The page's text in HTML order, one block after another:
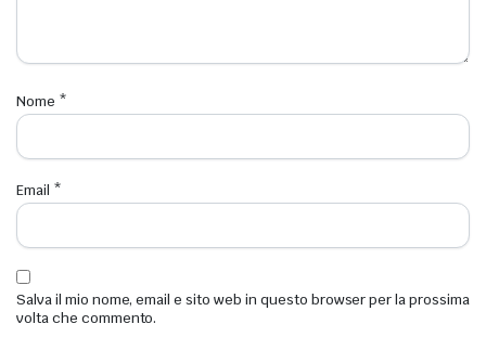
Nome *
Email *
Salva il mio nome, email e sito web in questo browser per la prossima
volta che commento.